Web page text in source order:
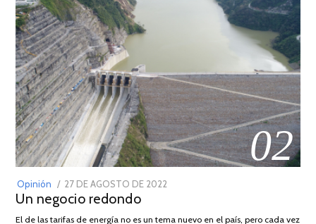
02
Opinión
POSTED
ON
27 DE AGOSTO DE 2022
Un negocio redondo
El de las tarifas de energía no es un tema nuevo en el país, pero cada vez